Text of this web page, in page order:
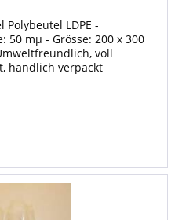
LDPE -
50 mµ - Grösse: 200 x 300
voll
handlich verpackt